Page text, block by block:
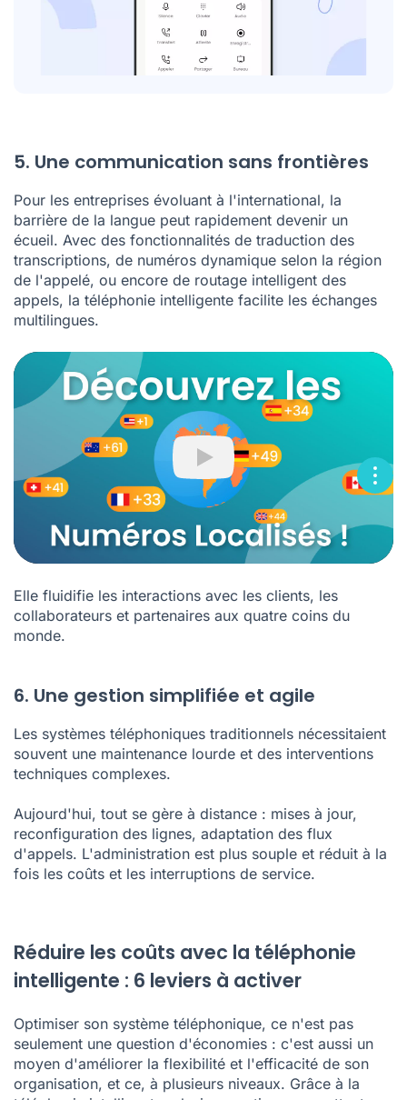
5. Une communication sans frontières
Pour les entreprises évoluant à l'international, la
barrière de la langue peut rapidement devenir un
écueil. Avec des fonctionnalités de traduction des
transcriptions, de numéros dynamique selon la région
de l'appelé, ou encore de routage intelligent des
appels, la téléphonie intelligente facilite les échanges
multilingues.
Play
Elle fluidifie les interactions avec les clients, les
collaborateurs et partenaires aux quatre coins du
monde.
6. Une gestion simplifiée et agile
Les systèmes téléphoniques traditionnels nécessitaient
souvent une maintenance lourde et des interventions
techniques complexes.
Aujourd'hui, tout se gère à distance : mises à jour,
reconfiguration des lignes, adaptation des flux
d'appels. L'administration est plus souple et réduit à la
fois les coûts et les interruptions de service.
Réduire les coûts avec la téléphonie
intelligente : 6 leviers à activer
Optimiser son système téléphonique, ce n'est pas
seulement une question d'économies : c'est aussi un
moyen d'améliorer la flexibilité et l'efficacité de son
organisation, et ce, à plusieurs niveaux. Grâce à la